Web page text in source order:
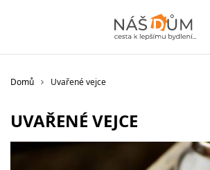
Domů Uvařené vejce
UVAŘENÉ VEJCE